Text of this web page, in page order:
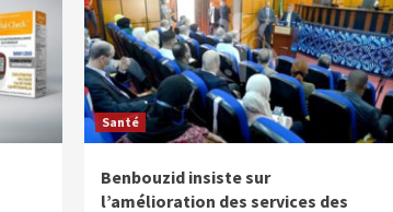
Santé
Benbouzid insiste sur
l’amélioration des services des